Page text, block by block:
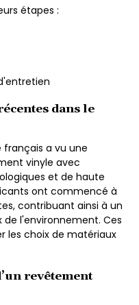
étapes :
dans le
français a vu une
vinyle avec
et de haute
ont commencé à
contribuant ainsi à un
l'environnement. Ces
les choix de matériaux
revêtement